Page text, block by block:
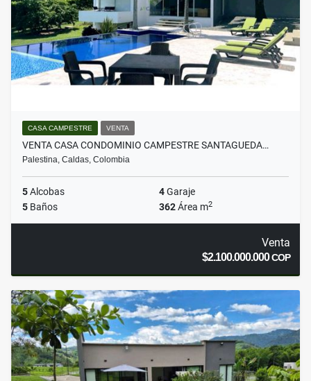
CASA CAMPESTRE VENTA
VENTA CASA CONDOMINIO CAMPESTRE SANTAGUEDA…
Palestina, Caldas, Colombia
5Alcobas 4Garaje
5 Baños 362Área m2
Venta
$2.100.000.000COP